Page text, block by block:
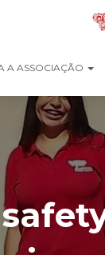
A ASSOCIAÇÃO